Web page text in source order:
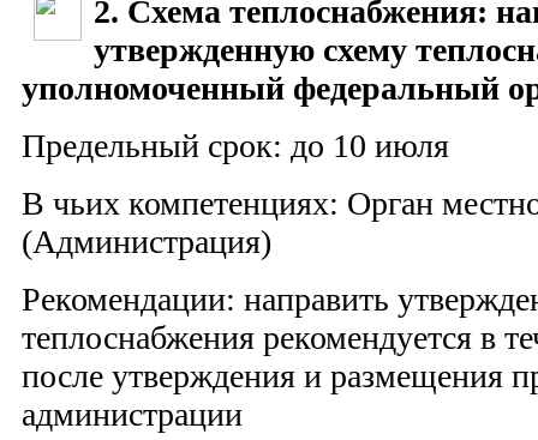
2. Схема теплоснабжения:
утвержденную схему
уполномоченный федеральный
Предельный срок: до 10 июля
В чьих компетенциях: Орган
(Администрация)
Рекомендации: направить
теплоснабжения рекомендуется в
после утверждения и размещения
администрации